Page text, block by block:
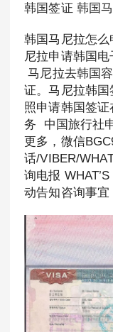
韩国签证 韩国
韩国马尼拉怎么
尼拉申请韩国
马尼拉去韩国
证。马尼拉韩
照申请韩国签
务 中国旅行社
更多，微信
话/VIBER/
询电报
动告知咨询事宜